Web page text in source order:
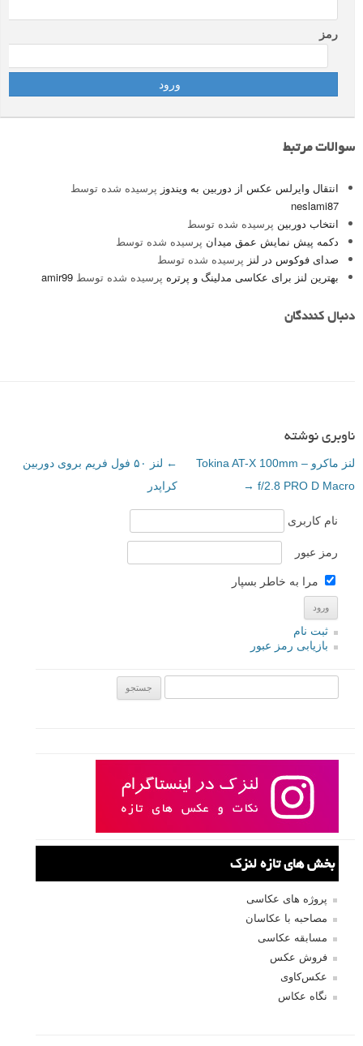
رمز
سوالات مرتبط
انتقال وایرلس عکس از دوربین به ویندوز پرسیده شده توسط
neslami87
انتخاب دوربین پرسیده شده توسط
دکمه پیش نمایش عمق میدان پرسیده شده توسط
صدای فوکوس در لنز پرسیده شده توسط
بهترین لنز برای عکاسی مدلینگ و پرتره پرسیده شده توسط amir99
دنبال کنندگان
ناوبری نوشته
←
لنز ۵۰ فول فریم بروی دوربین
کراپدر
لنز ماکرو – Tokina AT-X 100mm
f/2.8 PRO D Macro
→
نام کاربری
رمز عبور
مرا به خاطر بسپار
ثبت نام
بازیابی رمز عبور
بخش های تازه لنزک
پروژه های عکاسی
مصاحبه با عکاسان
مسابقه عکاسی
فروش عکس
عکس‌کاوی
نگاه عکاس